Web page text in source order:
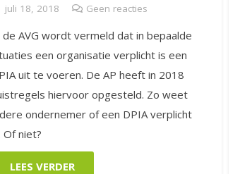
juli 18, 2018 Geen reacties
de AVG wordt vermeld dat in bepaalde
een organisatie verplicht is een
uit te voeren. De AP heeft in 2018
hiervoor opgesteld. Zo weet
ondernemer of een DPIA verplicht
Of niet?
LEES VERDER